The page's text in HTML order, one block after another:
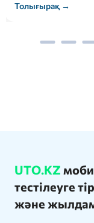
Толығырақ →
UTO.KZ
тестілеуге
және